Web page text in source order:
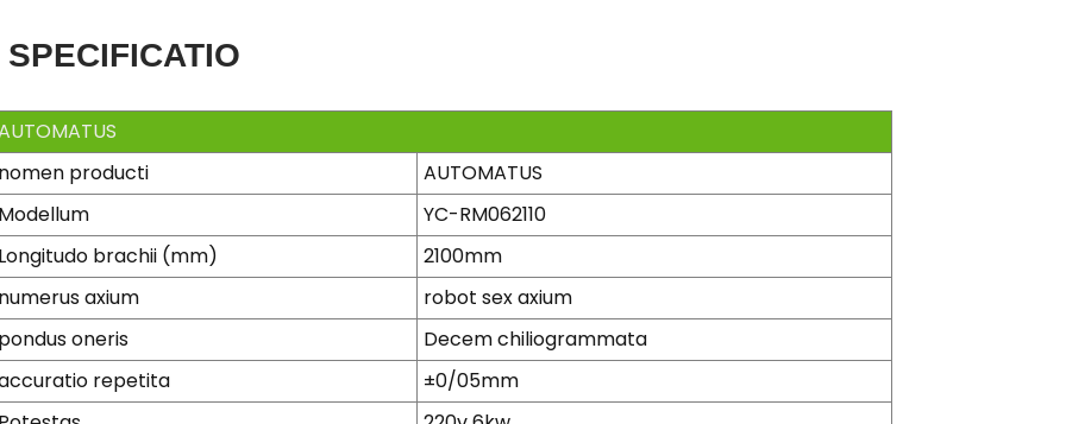
SPECIFICATIO
nomen producti
AUTOMATUS
Modellum
YC-RM062110
Longitudo brachii (mm)
2100mm
numerus axium
robot sex axium
pondus oneris
Decem chiliogrammata
repetita
±0/05mm